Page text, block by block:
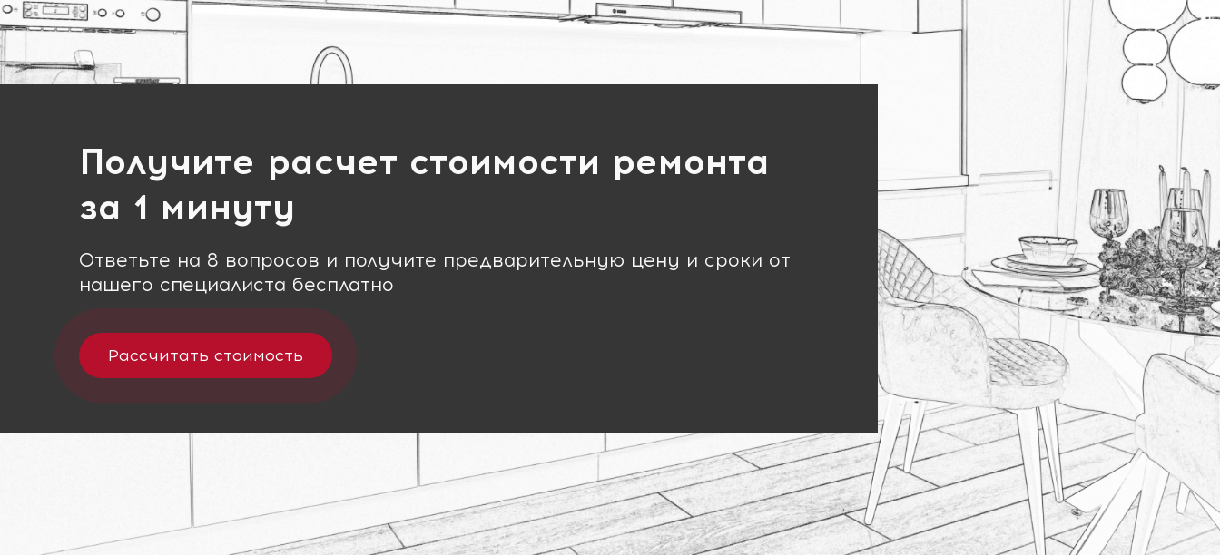
Получите расчет стоимости ремонта
за 1 минуту
Ответьте на 8 вопросов и получите предварительную цену и сроки от
нашего специалиста бесплатно
Рассчитать стоимость